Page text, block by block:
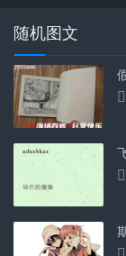
随机图文